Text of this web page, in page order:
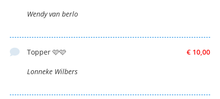
Wendy van berlo
€ 10,00
Topper 🩷🩷
Lonneke Wilbers